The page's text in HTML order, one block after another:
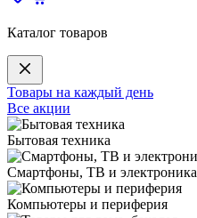
Каталог товаров
Товары на каждый день
Все акции
Бытовая техника
Смартфоны, ТВ и электроника
Компьютеры и периферия